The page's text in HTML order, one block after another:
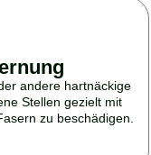
andere hartnäckige
Stellen gezielt mit
zu beschädigen.